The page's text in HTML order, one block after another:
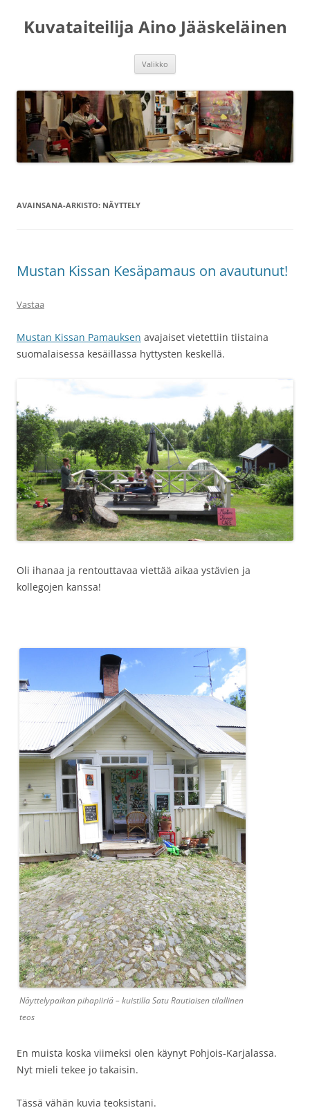
Kuvataiteilija Aino Jääskeläinen
Valikko
AVAINSANA-ARKISTO: NÄYTTELY
Mustan Kissan Kesäpamaus on avautunut!
Vastaa
Mustan Kissan Pamauksen avajaiset vietettiin tiistaina
suomalaisessa kesäillassa hyttysten keskellä.
Oli ihanaa ja rentouttavaa viettää aikaa ystävien ja
kollegojen kanssa!
Näyttelypaikan pihapiiriä – kuistilla Satu Rautiaisen tilallinen
teos
En muista koska viimeksi olen käynyt Pohjois-Karjalassa.
Nyt mieli tekee jo takaisin.
Tässä vähän kuvia teoksistani.